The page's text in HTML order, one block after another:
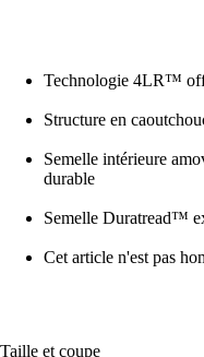
Technologie 4LR™
Structure en
Semelle intérieure
durable
Semelle Duratread™
Cet article n'est pas
Taille et coupe